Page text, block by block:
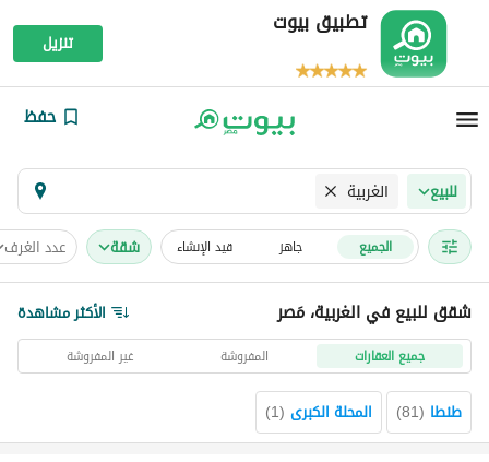
تطبيق بيوت
تنزيل
حفظ
للبيع الغربية
الجميع جاهز قيد الإنشاء شقة عدد الغرف
شقق للبيع في الغربية، مَصر الأكثر مشاهدة
جميع العقارات المفروشة غير المفروشة
طنطا (
81
) المحلة الكبرى (
1
)